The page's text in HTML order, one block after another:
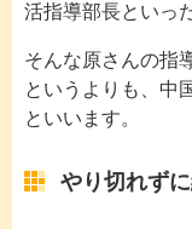
活指導部長といっ
そんな原さんの指
というよりも、中
といいます。
やり切れず